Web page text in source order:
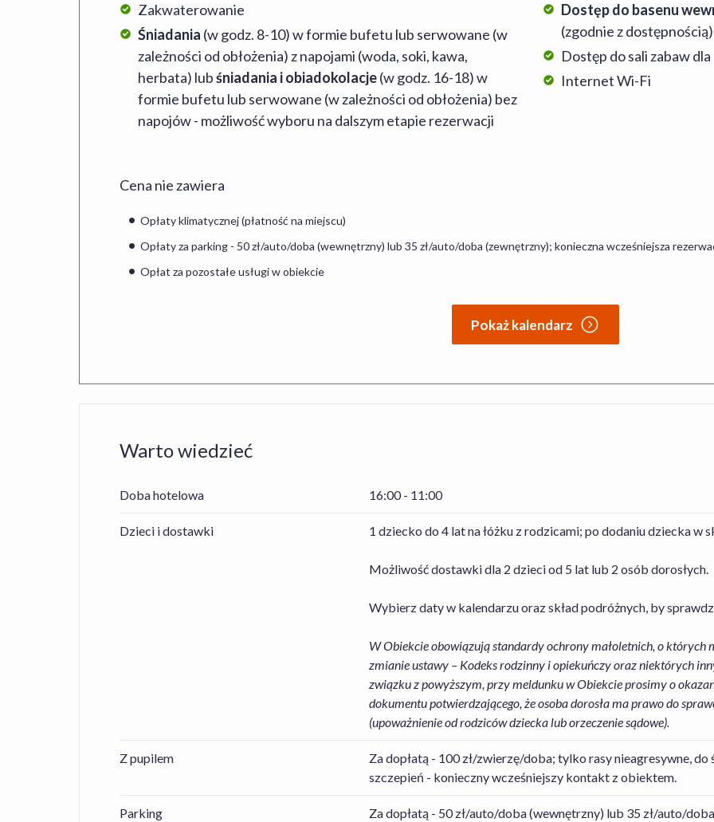
Zakwaterowanie
Śniadania (w godz. 8-10) w formie bufetu lub serwowane (w
zależności od obłożenia) z napojami (woda, soki, kawa,
herbata) lubśniadania i obiadokolacje(w godz. 16-18) w
formie bufetu lub serwowane (w zależności od obłożenia) bez
napojów - możliwość wyboru na dalszym etapie rezerwacji
Dostęp do basenu
(zgodnie z dostępnością)
Dostęp do sali zabaw
Internet Wi-Fi
Cena nie zawiera
Opłaty klimatycznej (płatność na miejscu)
Opłaty za parking - 50 zł/auto/doba (wewnętrzny) lub 35 zł/auto/doba (zewnętrzny); konieczna wcześniejsza
Opłat za pozostałe usługi w obiekcie
Pokaż kalendarz
Warto wiedzieć
Doba hotelowa 16:00 - 11:00
Dzieci i dostawki 1 dziecko do 4 lat na łóżku z rodzicami; po dodaniu dziecka w
Możliwość dostawki dla 2 dzieci od 5 lat lub 2 osób dorosłych.
Wybierz daty w kalendarzu oraz skład podróżnych, by
W Obiekcie obowiązują standardy ochrony małoletnich, o których
zmianie ustawy – Kodeks rodzinny i opiekuńczy oraz niektórych
związku z powyższym, przy meldunku w Obiekcie prosimy o
dokumentu potwierdzającego, że osoba dorosła ma prawo do
(upoważnienie od rodziców dziecka lub orzeczenie sądowe).
Z pupilem
Za dopłatą - 100 zł/zwierzę/doba; tylko rasy nieagresywne,
szczepień - konieczny wcześniejszy kontakt z obiektem.
Parking
Za dopłatą - 50 zł/auto/doba (wewnętrzny) lub 35 zł/auto/